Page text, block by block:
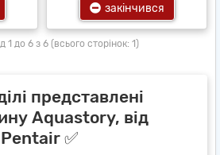
закінчився
1 до 6 з 6 (всього сторінок: 1)
представлені
Aquastory, від
✅